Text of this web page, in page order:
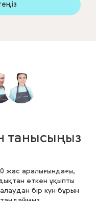
танысыңыз
жас аралығындағы,
өткен ұқыпты
бір күн бұрын